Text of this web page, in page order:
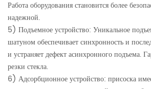
Работа оборудования становится более
надежной.
5) Подъемное устройство: Уникальное
шатуном обеспечивает синхронность и
и устраняет дефект асинхронного подъема.
резки стекла.
6) Адсорбционное устройство: присоска